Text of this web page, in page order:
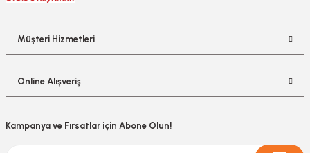
Müşteri Hizmetleri
Online Alışveriş
Kampanya ve Fırsatlar için Abone Olun!